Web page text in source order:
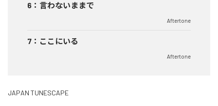
6 ： 言わないままで
Aftertone
7 ： ここにいる
Aftertone
JAPAN TUNESCAPE